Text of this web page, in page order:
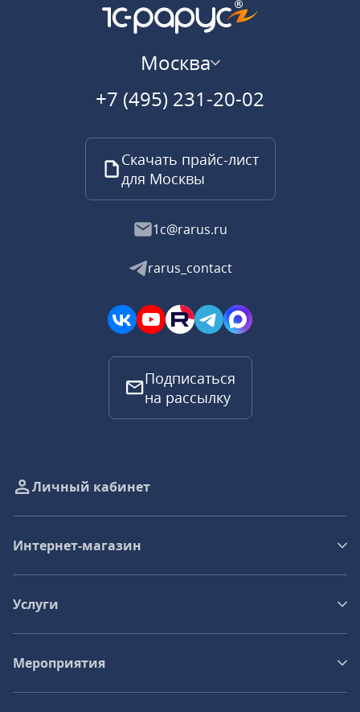
Москва
+7 (495) 231-20-02
Скачать прайс-лист
для Москвы
1c@rarus.ru
rarus_contact
Подписаться
на рассылку
Личный кабинет
Интернет-магазин
Услуги
Мероприятия